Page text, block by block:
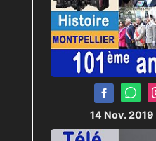
14 Nov. 2019